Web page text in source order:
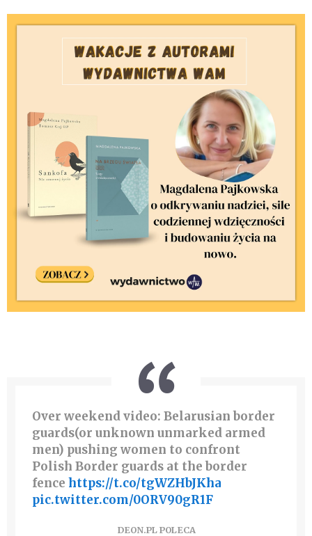
Over weekend video: Belarusian border
guards(or unknown unmarked armed
men) pushing women to confront
Polish Border guards at the border
fence https://t.co/tgWZHbJKha
pic.twitter.com/0ORV90gR1F
DEON.PL POLECA